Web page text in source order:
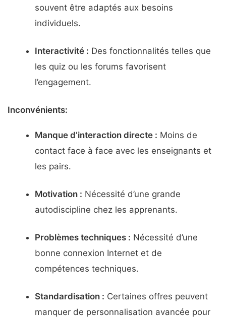
souvent être adaptés aux besoins
individuels.
Interactivité : Des fonctionnalités telles que
les quiz ou les forums favorisent
l’engagement.
Inconvénients:
Manque d’interaction directe : Moins de
contact face à face avec les enseignants et
les pairs.
Motivation : Nécessité d’une grande
autodiscipline chez les apprenants.
Problèmes techniques : Nécessité d’une
bonne connexion Internet et de
compétences techniques.
Standardisation : Certaines offres peuvent
manquer de personnalisation avancée pour